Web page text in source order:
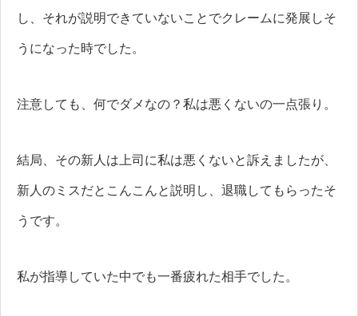
し、それが説明できていないことでクレームに発展しそ
うになった時でした。
注意しても、何でダメなの？私は悪くないの一点張り。
結局、その新人は上司に私は悪くないと訴えましたが、
新人のミスだとこんこんと説明し、退職してもらったそ
うです。
私が指導していた中でも一番疲れた相手でした。